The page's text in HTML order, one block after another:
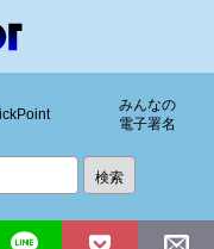
みんなの
電子署名